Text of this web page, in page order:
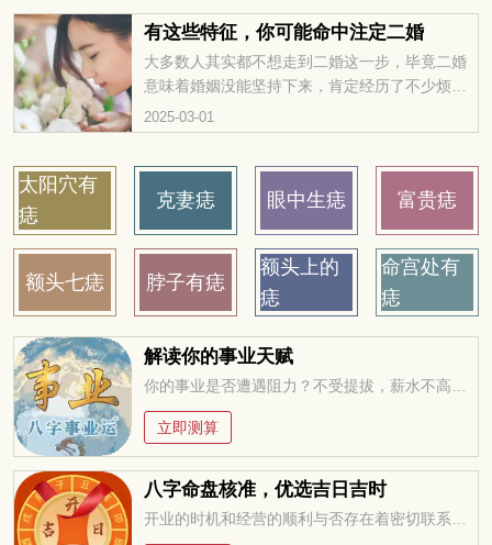
有这些特征，你可能命中注定二婚
大多数人其实都不想走到二婚这一步，毕竟二婚
意味着婚姻没能坚持下来，肯定经历了不少烦心
事，最后夫妻俩也没能走到一起。二婚可不是指
两段婚姻，而是多于两段。那么，哪些人可能会
2025-03-01
太阳穴有
痣
克妻痣 眼中生痣 富贵痣
额头七痣 脖子有痣
额头上的
痣
命宫处有
痣
解读你的事业天赋
立即测算
八字命盘核准，优选吉日吉时
开业的时机和经营的顺利与否存在着密切联系，万万不可忽视，选择一个吉祥的日子开业，聚集吉利的气场，有于经营顺畅